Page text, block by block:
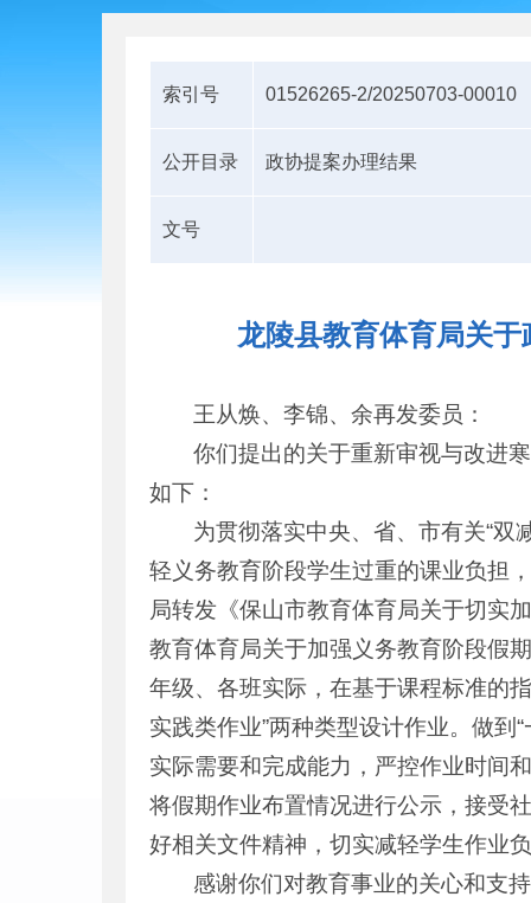
索引号 01526265-2/20250703-00010
公开目录 政协提案办理结果
文号
龙陵县教育体育局关
王从焕、李锦、余再发委员：
你们提出的关于重新审视与改进
如下：
为贯彻落实中央、省、市有关“双
轻义务教育阶段学生过重的课业负担
局转发《保山市教育体育局关于切实
教育体育局关于加强义务教育阶段假
年级、各班实际，在基于课程标准的
实践类作业”两种类型设计作业。做到
实际需要和完成能力，严控作业时间
将假期作业布置情况进行公示，接受
好相关文件精神，切实减轻学生作业
感谢你们对教育事业的关心和支